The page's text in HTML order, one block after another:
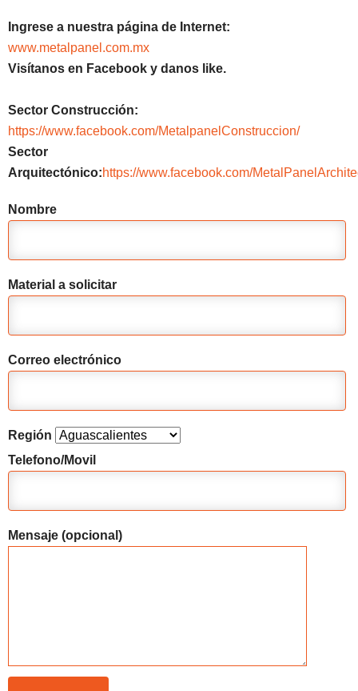
Ingrese a nuestra página de Internet:
www.metalpanel.com.mx
Visítanos en Facebook y danos like.
Sector Construcción:
https://www.facebook.com/MetalpanelConstruccion/
Sector
Arquitectónico:https://www.facebook.com/
Nombre
Material a solicitar
Correo electrónico
Región
Telefono/Movil
Mensaje (opcional)